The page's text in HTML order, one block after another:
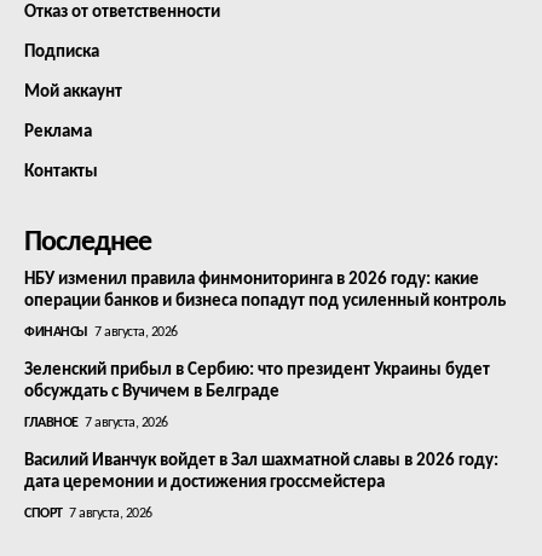
Отказ от ответственности
Подписка
Мой аккаунт
Реклама
Контакты
Последнее
НБУ изменил правила финмониторинга в 2026 году: какие
операции банков и бизнеса попадут под усиленный контроль
ФИНАНСЫ 7 августа, 2026
Зеленский прибыл в Сербию: что президент Украины будет
обсуждать с Вучичем в Белграде
ГЛАВНОЕ 7 августа, 2026
Василий Иванчук войдет в Зал шахматной славы в 2026 году:
дата церемонии и достижения гроссмейстера
СПОРТ 7 августа, 2026